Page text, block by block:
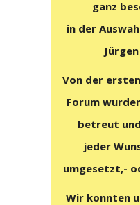
ganz
in der
Von der
Forum
betreut
jeder
umgesetzt,-
Wir konnten